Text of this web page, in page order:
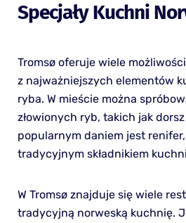
Specjały Kuchni
Tromsø oferuje wiele
z najważniejszych elementów
ryba. W mieście można
złowionych ryb, takich jak
popularnym daniem jest
tradycyjnym składnikiem
W Tromsø znajduje się wiele
tradycyjną norweską kuchnię.